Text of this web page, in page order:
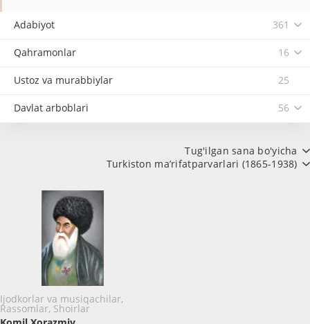
Adabiyot 361
Qahramonlar 16
Ustoz va murabbiylar 25
Davlat arboblari 56
Tug'ilgan sana bo'yicha
Turkiston ma’rifatparvarlari (1865-1938)
Ijodkorlar va musiqachilar,
Rassomlar, Shoirlar